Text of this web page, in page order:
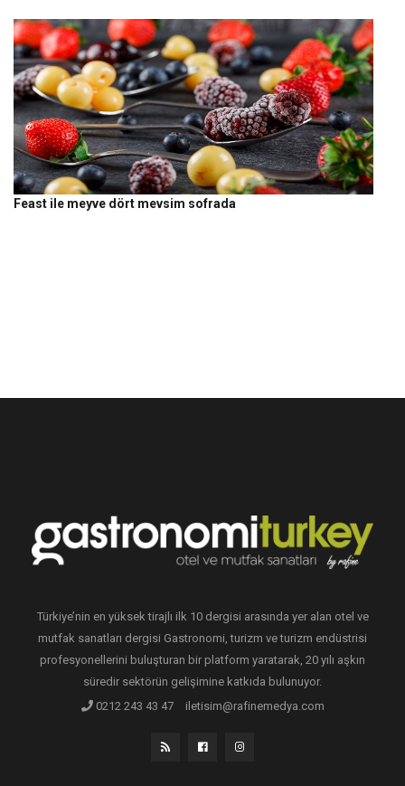
Feast ile meyve dört mevsim sofrada
Türkiye’nin en yüksek tirajlı ilk 10 dergisi arasında yer alan otel ve
mutfak sanatları dergisi Gastronomi, turizm ve turizm endüstrisi
profesyonellerini buluşturan bir platform yaratarak, 20 yılı aşkın
süredir sektörün gelişimine katkıda bulunuyor.
0212 243 43 47
iletisim@rafinemedya.com